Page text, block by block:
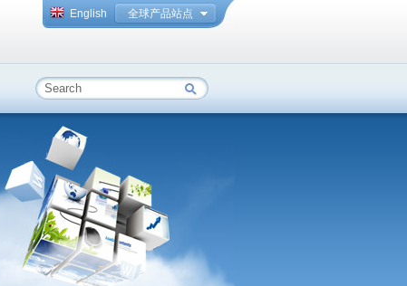
English 全球产品站点